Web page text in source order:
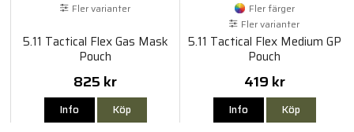
Fler varianter
5.11 Tactical Flex Gas Mask
Pouch
825 kr
Info Köp
Fler färger
Fler varianter
5.11 Tactical Flex Medium GP
Pouch
419 kr
Info Köp